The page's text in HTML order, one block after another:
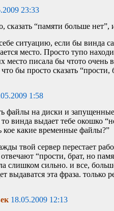
23:33
сказать “памяти больше нет”,
ситуацию, если бы винда
место. Просто тупо
место писала бы чтото
бы просто сказать “прости,
1:58
файлы на диски и
винда выдает тебе окошко
кое какие временные файлы?”
твой сервер перестает
“прости, брат, но
слишком сильно. и все,
выдаватся эта фраза. только
18.05.2009 12:13